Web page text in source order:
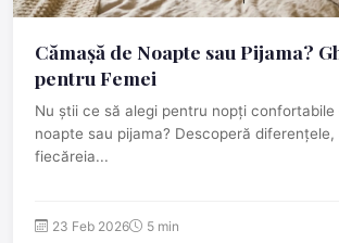
Cămașă de Noapte sau Pijama?
pentru Femei
Nu știi ce să alegi pentru nopți confortabile
noapte sau pijama? Descoperă diferențele,
fiecăreia...
23 Feb 2026 5 min